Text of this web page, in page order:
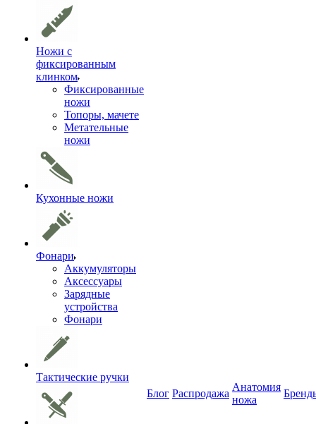
Ножи с
фиксированным
клинком
Фиксированные
ножи
Топоры, мачете
Метательные
ножи
Кухонные ножи
Фонари
Аккумуляторы
Аксессуары
Зарядные
устройства
Фонари
Тактические ручки
Блог Распродажа
Анатомия
ножа